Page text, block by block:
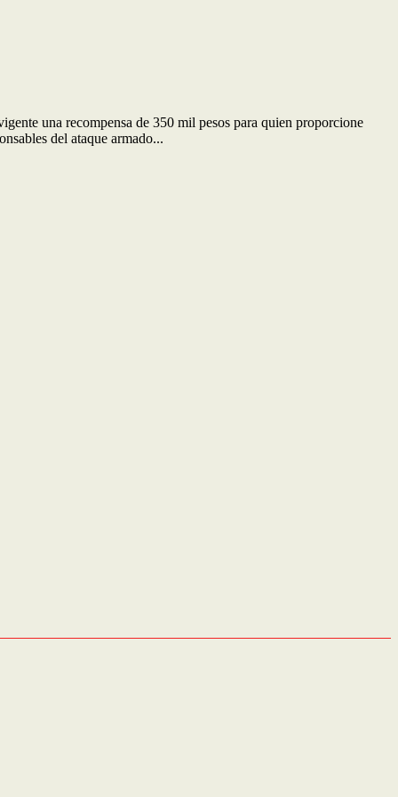
una recompensa de 350 mil pesos para quien proporcione
del ataque armado...